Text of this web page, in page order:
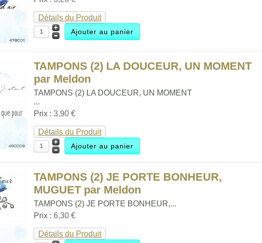
Détails du Produit
TAMPONS (2) LA DOUCEUR, UN MOMENT
par Meldon
TAMPONS (2) LA DOUCEUR, UN MOMENT
...
Prix :3,90 €
Détails du Produit
TAMPONS (2) JE PORTE BONHEUR,
MUGUET par Meldon
TAMPONS (2) JE PORTE BONHEUR,...
Prix :6,30 €
Détails du Produit